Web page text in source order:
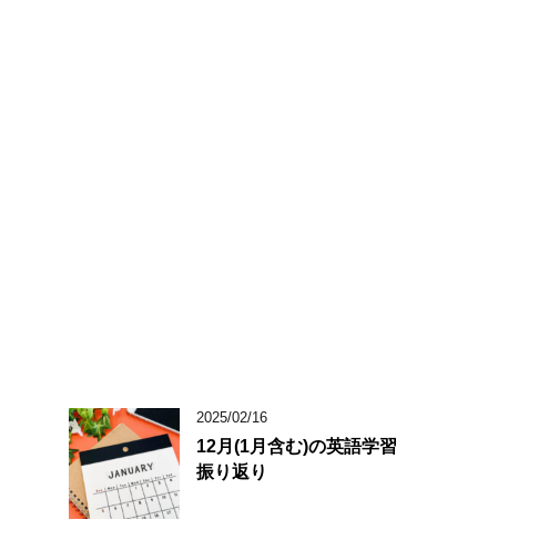
2025/02/16
12月(1月含む)の英語学習
振り返り